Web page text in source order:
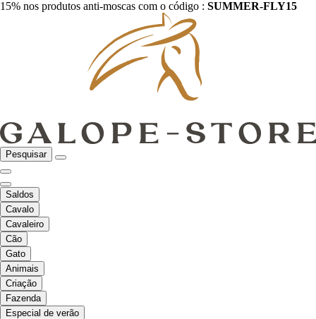
15% nos produtos anti-moscas com o código : SUMMER-FLY15
Pesquisar
Saldos
Cavalo
Cavaleiro
Cão
Gato
Animais
Criação
Fazenda
Especial de verão